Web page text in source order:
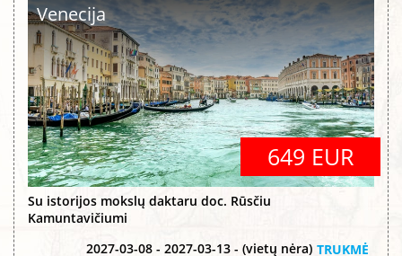
Venecija
649 EUR
Su istorijos mokslų daktaru doc. Rūsčiu
Kamuntavičiumi
2027-03-08 - 2027-03-13 - (vietų nėra) TRUKMĖ